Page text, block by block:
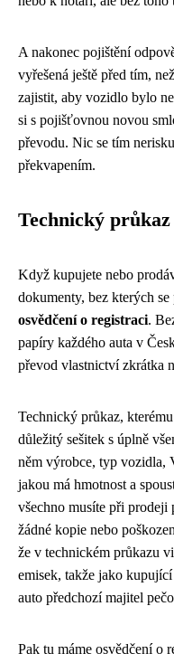
A nakonec pojištění
vyřešená ještě před tím,
zajistit, aby vozidlo bylo
si s pojišťovnou novou
převodu. Nic se tím
překvapením.
Technický
Když kupujete nebo
dokumenty, bez kterých se
osvědčení o registraci.
papíry každého auta v
převod vlastnictví zkrátka
Technický průkaz,
důležitý sešitek s úplně
něm výrobce, typ
jakou má hmotnost a
všechno musíte při
žádné kopie nebo
že v technickém průkazu
emisek, takže jako
auto předchozí majitel
Pak tu máme osvědčení o